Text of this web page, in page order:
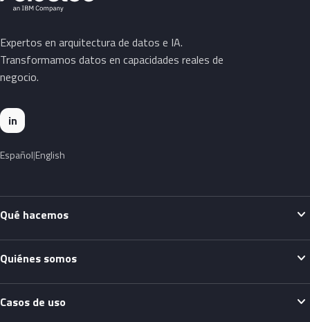
Expertos en arquitectura de datos e IA.
Transformamos datos en capacidades reales de
negocio.
in
Español English
Qué hacemos expand_more
Quiénes somos expand_more
Casos de uso expand_more